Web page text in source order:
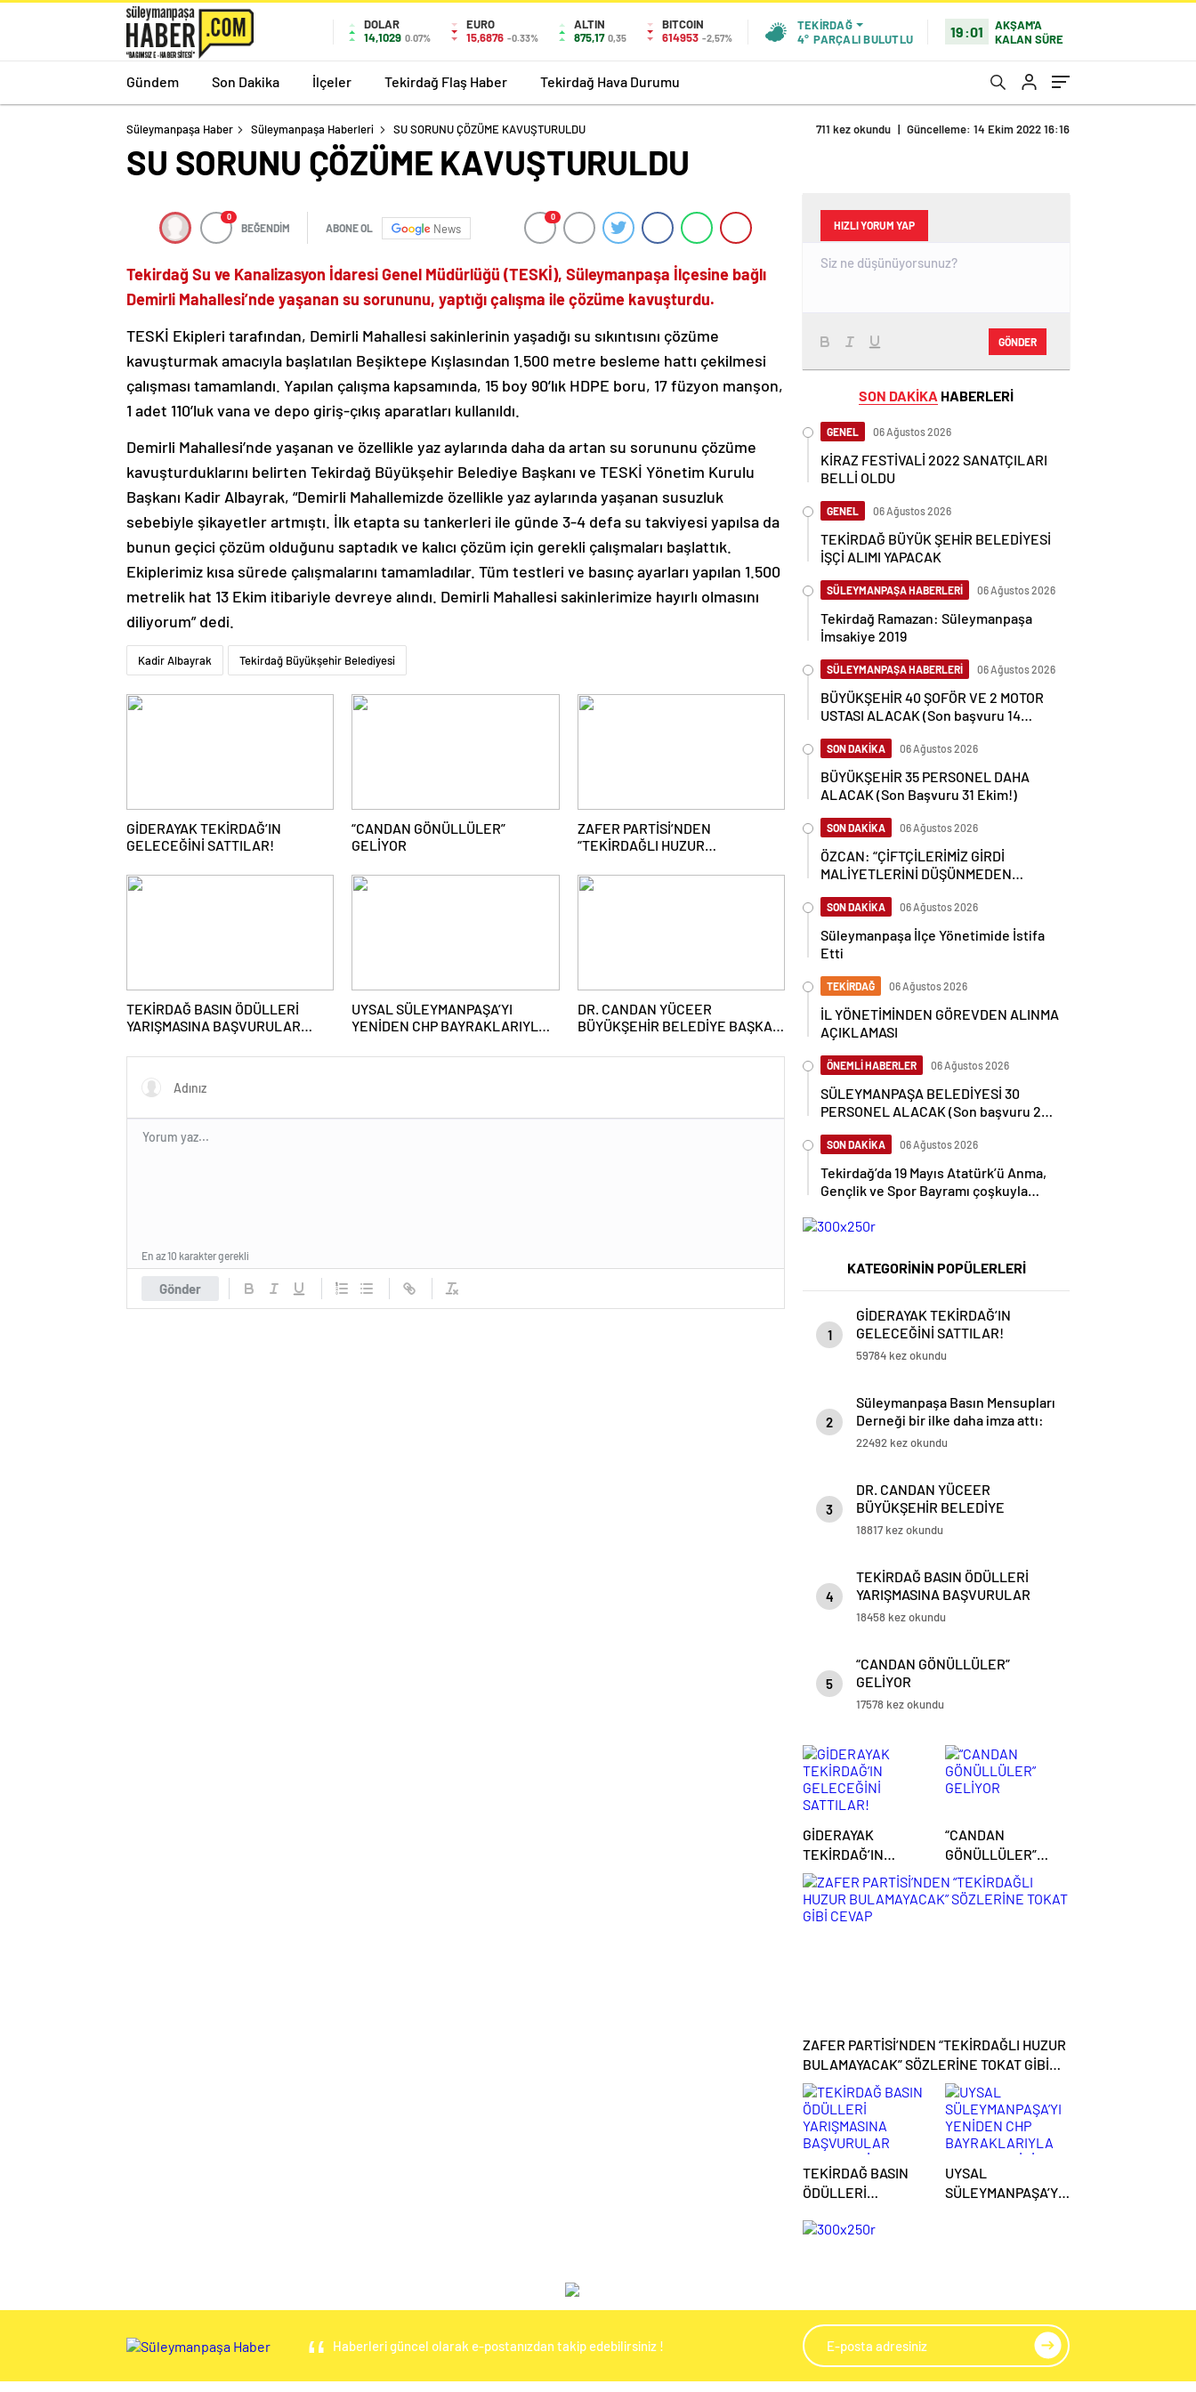
DOLAR
14,1029 0.07%
EURO
15,6876 -0.33%
ALTIN
875,17 0,35
BITCOIN
614953 -2,57%
TEKIRDAĞ
4° PARÇALI BULUTLU 19:01
AKŞAM'A
KALAN SÜRE
Gündem Son Dakika İlçeler Tekirdağ Flaş Haber Tekirdağ Hava Durumu
Süleymanpaşa Haber Süleymanpaşa Haberleri SU SORUNU ÇÖZÜME KAVUŞTURULDU 711 kez okundu | Güncelleme: 14 Ekim 2022 16:16
SU SORUNU ÇÖZÜME KAVUŞTURULDU
0
BEĞENDİM ABONE OL News
0
Tekirdağ Su ve Kanalizasyon İdaresi Genel Müdürlüğü (TESKİ), Süleymanpaşa İlçesine bağlı
Demirli Mahallesi’nde yaşanan su sorununu, yaptığı çalışma ile çözüme kavuşturdu.
TESKİ Ekipleri tarafından, Demirli Mahallesi sakinlerinin yaşadığı su sıkıntısını çözüme
kavuşturmak amacıyla başlatılan Beşiktepe Kışlasından 1.500 metre besleme hattı çekilmesi
çalışması tamamlandı. Yapılan çalışma kapsamında, 15 boy 90’lık HDPE boru, 17 füzyon manşon,
1 adet 110’luk vana ve depo giriş-çıkış aparatları kullanıldı.
Demirli Mahallesi’nde yaşanan ve özellikle yaz aylarında daha da artan su sorununu çözüme
kavuşturduklarını belirten Tekirdağ Büyükşehir Belediye Başkanı ve TESKİ Yönetim Kurulu
Başkanı Kadir Albayrak, “Demirli Mahallemizde özellikle yaz aylarında yaşanan susuzluk
sebebiyle şikayetler artmıştı. İlk etapta su tankerleri ile günde 3-4 defa su takviyesi yapılsa da
bunun geçici çözüm olduğunu saptadık ve kalıcı çözüm için gerekli çalışmaları başlattık.
Ekiplerimiz kısa sürede çalışmalarını tamamladılar. Tüm testleri ve basınç ayarları yapılan 1.500
metrelik hat 13 Ekim itibariyle devreye alındı. Demirli Mahallesi sakinlerimize hayırlı olmasını
diliyorum” dedi.
Kadir Albayrak Tekirdağ Büyükşehir Belediyesi
GİDERAYAK TEKİRDAĞ’IN
GELECEĞİNİ SATTILAR!
“CANDAN GÖNÜLLÜLER”
GELİYOR
ZAFER PARTİSİ’NDEN
“TEKİRDAĞLI HUZUR
TOKAT GİBİ CEVAP
TEKİRDAĞ BASIN ÖDÜLLERİ
YARIŞMASINA BAŞVURULAR
UYSAL SÜLEYMANPAŞA’YI
YENİDEN CHP BAYRAKLARIYLA
ADAYLIĞINI AÇIKLADI
DR. CANDAN YÜCEER
BÜYÜKŞEHİR BELEDİYE BAŞKAN
Gönder
En az 10 karakter gerekli
HIZLI YORUM YAP
GÖNDER
SON DAKİKA HABERLERİ
GENEL 06 Ağustos 2026
KİRAZ FESTİVALİ 2022 SANATÇILARI
BELLİ OLDU
GENEL 06 Ağustos 2026
TEKİRDAĞ BÜYÜK ŞEHİR BELEDİYESİ
İŞÇİ ALIMI YAPACAK
SÜLEYMANPAŞA HABERLERİ 06 Ağustos 2026
Tekirdağ Ramazan: Süleymanpaşa
İmsakiye 2019
SÜLEYMANPAŞA HABERLERİ 06 Ağustos 2026
BÜYÜKŞEHİR 40 ŞOFÖR VE 2 MOTOR
USTASI ALACAK (Son başvuru 14
SON DAKİKA 06 Ağustos 2026
BÜYÜKŞEHİR 35 PERSONEL DAHA
ALACAK (Son Başvuru 31 Ekim!)
SON DAKİKA 06 Ağustos 2026
ÖZCAN: “ÇİFTÇİLERİMİZ GİRDİ
MALİYETLERİNİ DÜŞÜNMEDEN
SON DAKİKA 06 Ağustos 2026
Süleymanpaşa İlçe Yönetimide İstifa
Etti
TEKİRDAĞ 06 Ağustos 2026
İL YÖNETİMİNDEN GÖREVDEN ALINMA
AÇIKLAMASI
ÖNEMLİ HABERLER 06 Ağustos 2026
SÜLEYMANPAŞA BELEDİYESİ 30
PERSONEL ALACAK (Son başvuru 28
SON DAKİKA 06 Ağustos 2026
Tekirdağ’da 19 Mayıs Atatürk’ü Anma,
Gençlik ve Spor Bayramı çoşkuyla
KATEGORİNİN POPÜLERLERİ
1
GİDERAYAK TEKİRDAĞ’IN
GELECEĞİNİ SATTILAR!
59784 kez okundu
2
Süleymanpaşa Basın Mensupları
Derneği bir ilke daha imza attı:
Gazetecilere Drone Eğitimi
22492 kez okundu
3
DR. CANDAN YÜCEER
BÜYÜKŞEHİR BELEDİYE
BAŞKAN A. ADAYLIĞINI
18817 kez okundu
4
TEKİRDAĞ BASIN ÖDÜLLERİ
YARIŞMASINA BAŞVURULAR
DEVAM EDİYOR
18458 kez okundu
5
“CANDAN GÖNÜLLÜLER”
GELİYOR
17578 kez okundu
GİDERAYAK
TEKİRDAĞ’IN
GELECEĞİNİ
SATTILAR!
“CANDAN
GÖNÜLLÜLER”
GELİYOR
ZAFER PARTİSİ’NDEN “TEKİRDAĞLI HUZUR
BULAMAYACAK” SÖZLERİNE TOKAT GİBİ
CEVAP
TEKİRDAĞ BASIN
ÖDÜLLERİ
BAŞVURULAR
UYSAL
SÜLEYMANPAŞA’YI
AÇIKLADI
Haberleri güncel olarak e-postanızdan takip edebilirsiniz !